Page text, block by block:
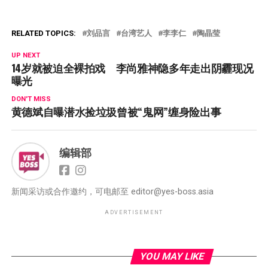
RELATED TOPICS: 刘品言 台湾艺人 李李仁 陶晶莹
UP NEXT
14岁就被迫全裸拍戏 李尚雅神隐多年走出阴霾现况
曝光
DON'T MISS
黄德斌自曝潜水捡垃圾曾被“鬼网”缠身险出事
编辑部
新闻采访或合作邀约，可电邮至 editor@yes-boss.asia
ADVERTISEMENT
YOU MAY LIKE